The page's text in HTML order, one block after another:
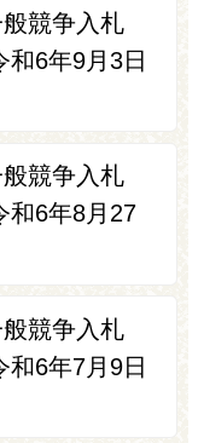
般競争入札
和6年9月3日
般競争入札
和6年8月27
般競争入札
和6年7月9日